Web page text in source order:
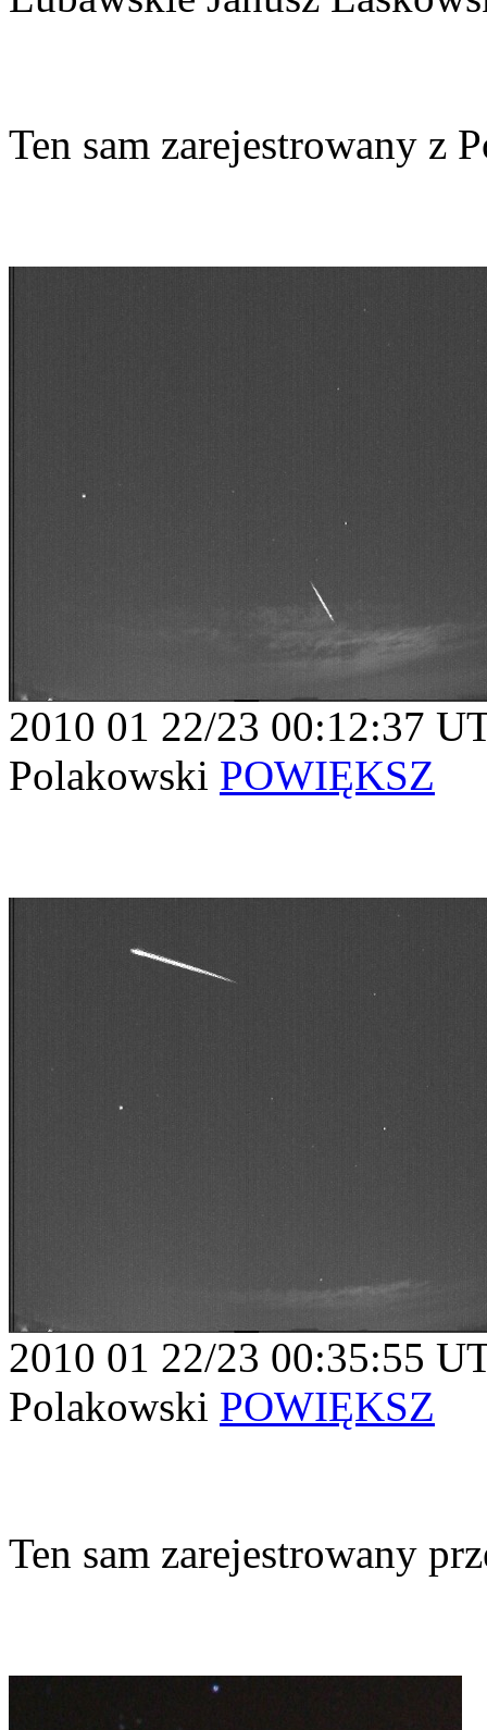
Ten sam zarejestrowany z
2010 01 22/23 00:12:37
Polakowski POWIĘKSZ
2010 01 22/23 00:35:55
Polakowski POWIĘKSZ
Ten sam zarejestrowany